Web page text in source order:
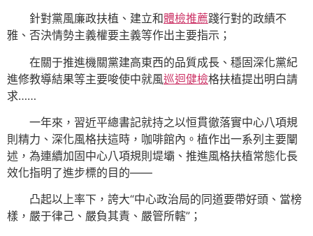
針對黨風廉政扶植、建立和體檢推薦踐行對的政績不
雅、否決情勢主義權要主義等作出主要指示；
在關于推進機關黨建高東西的品質成長、穩固深化黨紀
進修教導結果等主要唆使中就風巡迴健檢格扶植提出明白請
求……
一年來，習近平總書記就持之以恒貫徹落實中心八項規
則精力、深化風格扶這時，咖啡館內。植作出一系列主要闡
述，為連續加固中心八項規則堤壩、推進風格扶植常態化長
效化指明了進步標的目的——
凸起以上率下，誇大“中心政治局的同道要帶好頭、當榜
樣，嚴于律己、嚴負其責、嚴管所轄”；